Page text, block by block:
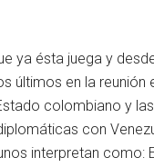
ya ésta juega y
últimos en la reunión
colombiano y
con
interpretan como: